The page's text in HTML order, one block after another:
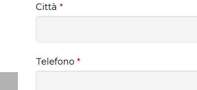
Città *
Telefono *